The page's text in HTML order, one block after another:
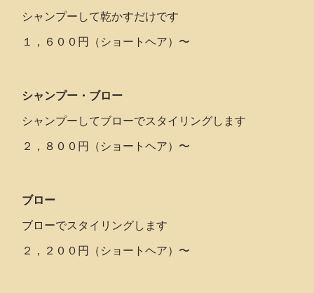
シャンプーして乾かすだけです
１，６００円（ショートヘア）〜
シャンプー・ブロー
シャンプーしてブローでスタイリングします
２，８００円（ショートヘア）〜
ブロー
ブローでスタイリングします
２，２００円（ショートヘア）〜